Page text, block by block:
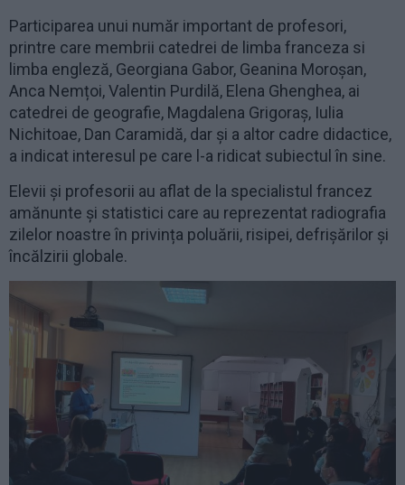
Participarea unui număr important de profesori,
printre care membrii catedrei de limba franceza si
limba engleză, Georgiana Gabor, Geanina Moroșan,
Anca Nemțoi, Valentin Purdilă, Elena Ghenghea, ai
catedrei de geografie, Magdalena Grigoraș, Iulia
Nichitoae, Dan Caramidă, dar și a altor cadre didactice,
a indicat interesul pe care l-a ridicat subiectul în sine.
Elevii și profesorii au aflat de la specialistul francez
amănunte și statistici care au reprezentat radiografia
zilelor noastre în privința poluării, risipei, defrișărilor și
încălzirii globale.